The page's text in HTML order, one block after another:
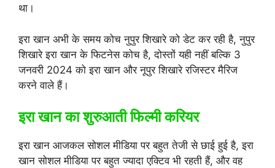
था।
इरा खान अभी के समय कोच नुपुर शिखारे को डेट कर रही है, नुपुर
शिखारे इरा खान के फिटनेस कोच है, दोस्तों यही नहीं बल्कि 3
जनवरी 2024 को इरा खान और नूपुर शिखारे रजिस्टर मैरिज
करने वाले हैं।
इरा खान का शुरुआती फिल्मी करियर
इरा खान आजकल सोशल मीडिया पर बहुत तेजी से छाई हुई है, इरा
खान सोशल मीडिया पर बहुत ज्यादा एक्टिव भी रहती हैं, और वह